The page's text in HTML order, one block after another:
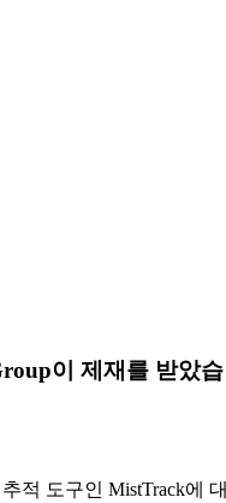
이 제재를 받았
도구인 MistTrack